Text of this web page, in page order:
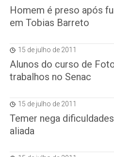
Homem é preso após
em Tobias Barreto
15 de julho de 2011
Alunos do curso de
trabalhos no Senac
15 de julho de 2011
Temer nega
aliada